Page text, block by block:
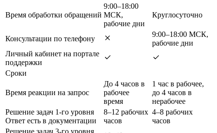
Время обработки обращений
9:00–18:00
МСК,
рабочие дни
Круглосуточно
Консультации по телефону
9:00–18:00 МСК,
рабочие дни
Личный кабинет на портале
поддержки
Сроки
Время реакции на запрос
До 4 часов в
рабочее
время
1 час в рабочее,
до 4 часов в
нерабочее
Решение задач 1-го уровня
Ответ есть в документации
8–12 рабочих
часов
4–8 рабочих
часов
Решение задач 3-го уровня